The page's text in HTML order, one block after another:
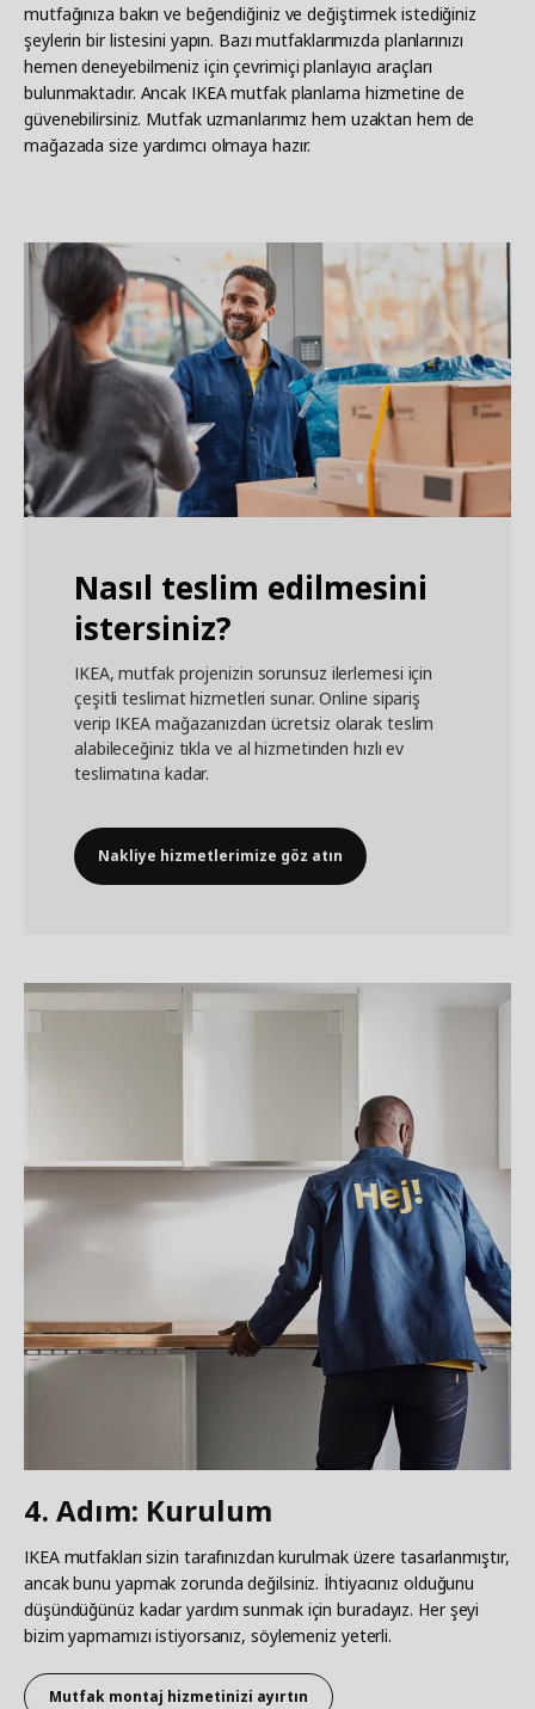
mutfağınıza bakın ve beğendiğiniz ve değiştirmek istediğiniz
şeylerin bir listesini yapın. Bazı mutfaklarımızda planlarınızı
hemen deneyebilmeniz için çevrimiçi planlayıcı araçları
bulunmaktadır. Ancak IKEA mutfak planlama hizmetine de
güvenebilirsiniz. Mutfak uzmanlarımız hem uzaktan hem de
mağazada size yardımcı olmaya hazır.
Nasıl teslim edilmesini
istersiniz?
IKEA, mutfak projenizin sorunsuz ilerlemesi için
çeşitli teslimat hizmetleri sunar. Online sipariş
verip IKEA mağazanızdan ücretsiz olarak teslim
alabileceğiniz tıkla ve al hizmetinden hızlı ev
teslimatına kadar.
Nakliye hizmetlerimize göz atın
4. Adım: Kurulum
IKEA mutfakları sizin tarafınızdan kurulmak üzere tasarlanmıştır,
ancak bunu yapmak zorunda değilsiniz. İhtiyacınız olduğunu
düşündüğünüz kadar yardım sunmak için buradayız. Her şeyi
bizim yapmamızı istiyorsanız, söylemeniz yeterli.
Mutfak montaj hizmetinizi ayırtın